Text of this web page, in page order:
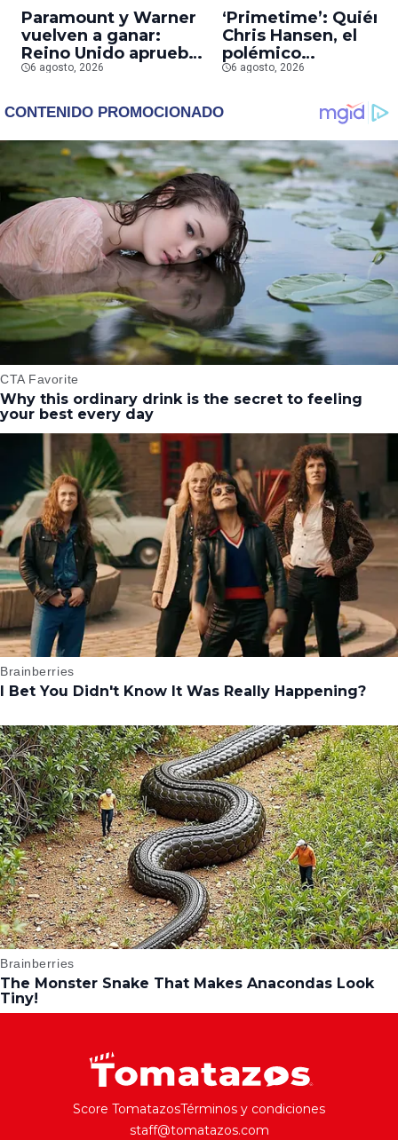
Paramount y Warner
vuelven a ganar:
Reino Unido aprueba
la fusión entre
6 agosto, 2026
‘Primetime’: Quién
Chris Hansen, el
polémico
presentador que
interpreta en su
nueva película
6 agosto, 2026
Score TomatazosTérminos y condiciones
staff@tomatazos.com